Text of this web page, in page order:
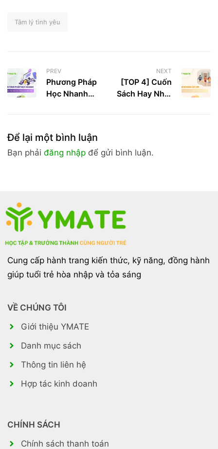
Tâm lý tình yêu
PREV
Phương Pháp
Học Nhanh
Tập Hiệu Quả
NEXT
[TOP 4] Cuốn
Sách Hay Nhất
School Of Life
Để lại một bình luận
Bạn phải đăng nhập để gửi bình luận.
Cung cấp hành trang kiến thức, kỹ năng, đồng hành
giúp tuổi trẻ hòa nhập và tỏa sáng
VỀ CHÚNG TÔI
Giới thiệu YMATE
Danh mục sách
Thông tin liên hệ
Hợp tác kinh doanh
CHÍNH SÁCH
Chính sách thanh toán